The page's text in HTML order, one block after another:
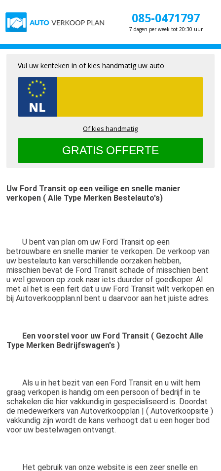
085-0471797
7 dagen per week tot 20:30 uur
Uw Ford Transit op een veilige en snelle manier
verkopen ( Alle Type Merken Bestelauto's)
	U bent van plan om uw Ford Transit op een
betrouwbare en snelle manier te verkopen. De verkoop van
uw bestelauto kan verschillende oorzaken hebben,
misschien bevat de Ford Transit schade of misschien bent
u wel gewoon op zoek naar iets duurder of goedkoper. Al
met al het is een feit dat u uw Ford Transit wilt verkopen en
bij Autoverkoopplan.nl bent u daarvoor aan het juiste adres.
Een voorstel voor uw Ford Transit ( Gezocht Alle
Type Merken Bedrijfswagen's )
	Als u in het bezit van een Ford Transit en u wilt hem
graag verkopen is handig om een persoon of bedrijf in te
schakelen die hier vakkundig in gespecialiseerd is. Doordat
de medewerkers van Autoverkoopplan | ( Autoverkoopsite )
vakkundig zijn wordt de kans verhoogt dat u een hoger bod
voor uw bestelwagen ontvangt.
Vul uw kenteken in of kies handmatig uw auto
Of kies handmatig